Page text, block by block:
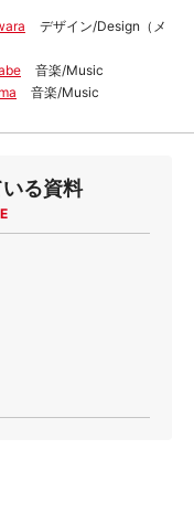
デザイン/Design（メ
音楽/Music
音楽/Music
る資料